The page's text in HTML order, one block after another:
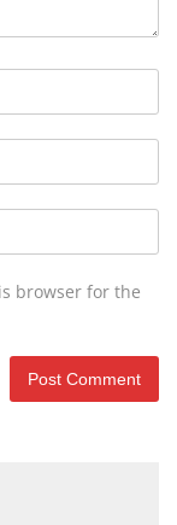
browser for the